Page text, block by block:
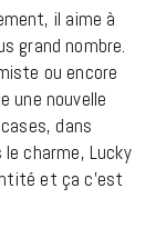
il aime à
grand nombre.
ou encore
une nouvelle
dans
charme, Lucky
et ça c’est
l’ivoire du rock
In Tennessee »
2026